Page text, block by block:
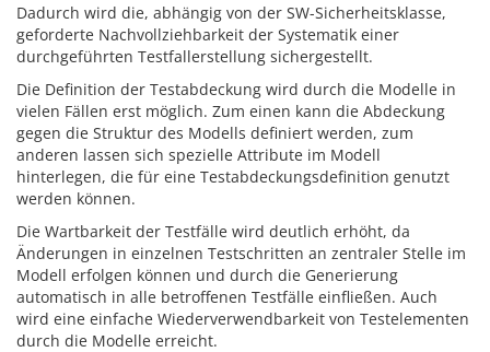
Dadurch wird die, abhängig von der SW-Sicherheitsklasse,
geforderte Nachvollziehbarkeit der Systematik einer
durchgeführten Testfallerstellung sichergestellt.
Die Definition der Testabdeckung wird durch die Modelle in
vielen Fällen erst möglich. Zum einen kann die Abdeckung
gegen die Struktur des Modells definiert werden, zum
anderen lassen sich spezielle Attribute im Modell
hinterlegen, die für eine Testabdeckungsdefinition genutzt
werden können.
Die Wartbarkeit der Testfälle wird deutlich erhöht, da
Änderungen in einzelnen Testschritten an zentraler Stelle im
Modell erfolgen können und durch die Generierung
automatisch in alle betroffenen Testfälle einfließen. Auch
wird eine einfache Wiederverwendbarkeit von Testelementen
durch die Modelle erreicht.